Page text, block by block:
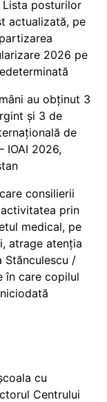
posturilor
actualizată, pe
2026 pe
au obținut 3
și 3 de
de
IOAI 2026,
consilierii
prin
medical, pe
atrage atenția
Stănculescu /
în care copilul
cu
Centrului